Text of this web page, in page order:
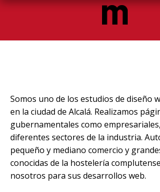
Somos uno de los estudios de diseño
en la ciudad de Alcalá. Realizamos
gubernamentales como
diferentes sectores de la industria.
pequeño y mediano comercio y
conocidas de la hostelería
nosotros para sus desarrollos web.